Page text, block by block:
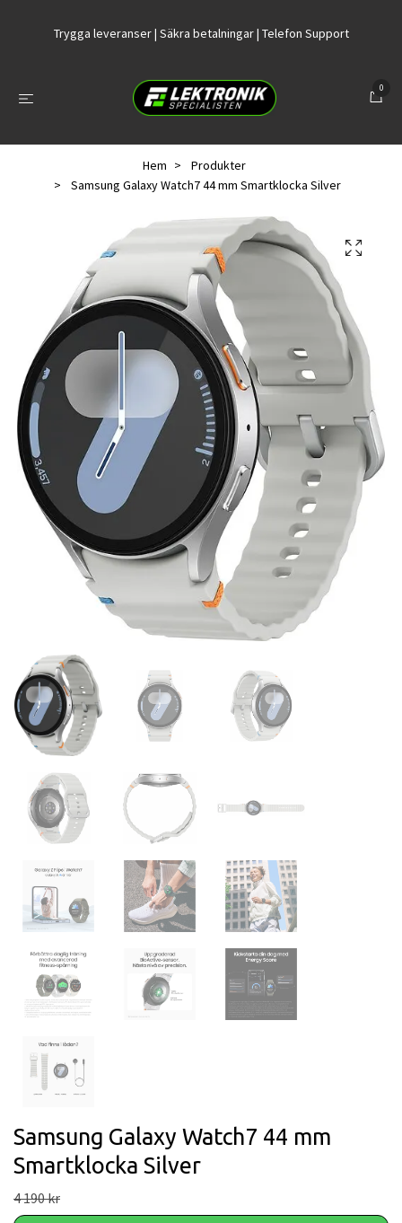
Trygga leveranser | Säkra betalningar | Telefon Support
0
Hem
Produkter
Samsung Galaxy Watch7 44 mm Smartklocka Silver
Samsung Galaxy Watch7 44 mm
Smartklocka Silver
4 190 kr